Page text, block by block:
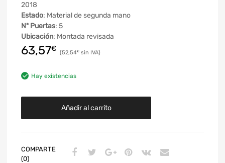
2018
Estado: Material de segunda mano
Nº Puertas: 5
Ubicación: Montada revisada
63,57€ 52,54€
Hay existencias
Añadir al carrito
COMPARTE
(0)